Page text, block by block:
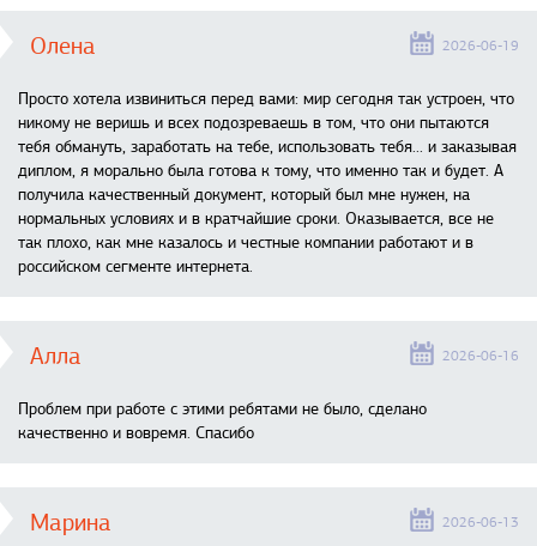
Олена 2026-06-19
Просто хотела извиниться перед вами: мир сегодня так устроен, что
никому не веришь и всех подозреваешь в том, что они пытаются
тебя обмануть, заработать на тебе, использовать тебя... и заказывая
диплом, я морально была готова к тому, что именно так и будет. А
получила качественный документ, который был мне нужен, на
нормальных условиях и в кратчайшие сроки. Оказывается, все не
так плохо, как мне казалось и честные компании работают и в
российском сегменте интернета.
Алла 2026-06-16
Проблем при работе с этими ребятами не было, сделано
качественно и вовремя. Спасибо
Марина 2026-06-13